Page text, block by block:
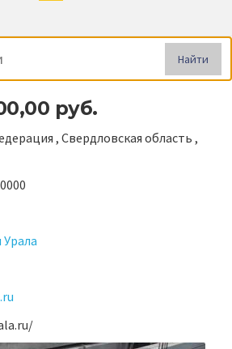
Найти
руб.
, Свердловская область ,